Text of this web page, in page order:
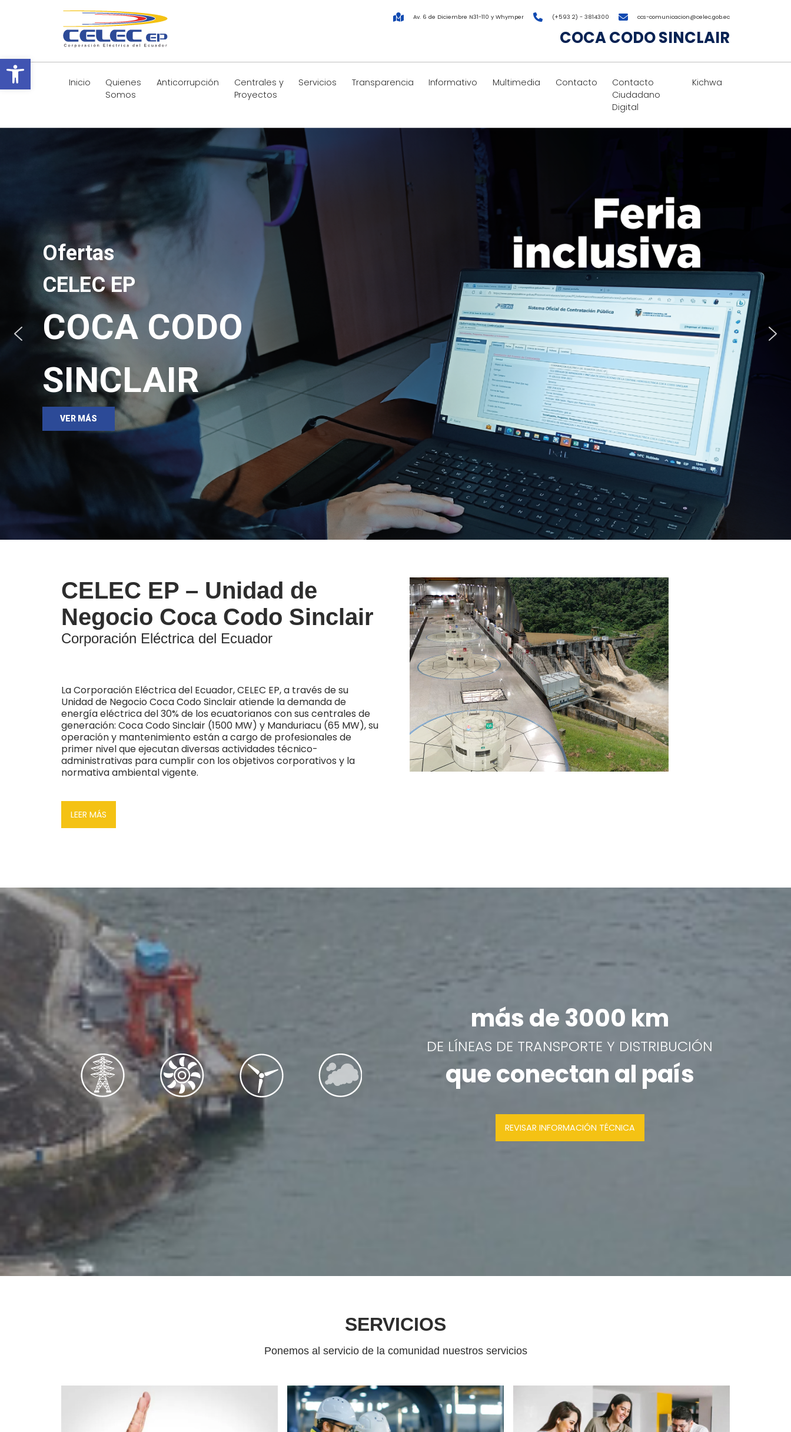
Abrir barra de herramientas
Av. 6 de Diciembre N31-110 y Whymper (+593 2) - 3814300 ccs-comunicacion@celec.gob.ec
COCA CODO SINCLAIR
Inicio
Quienes
Somos
Anticorrupción
Centrales y
Proyectos
Servicios Transparencia Informativo Multimedia Contacto
Contacto
Ciudadano
Digital
Kichwa
Nosotros
CELEC - EP
COCA CODO
CELEC EP – Unidad de
Negocio Coca Codo Sinclair
Corporación Eléctrica del Ecuador
La Corporación Eléctrica del Ecuador, CELEC EP, a través de su
Unidad de Negocio Coca Codo Sinclair atiende la demanda de
energía eléctrica del 30% de los ecuatorianos con sus centrales de
generación: Coca Codo Sinclair (1500 MW) y Manduriacu (65 MW), su
operación y mantenimiento están a cargo de profesionales de
primer nivel que ejecutan diversas actividades técnico-
administrativas para cumplir con los objetivos corporativos y la
normativa ambiental vigente.
LEER MÁS
más de 3000 km
DE LÍNEAS DE TRANSPORTE Y DISTRIBUCIÓN
que conectan al país
REVISAR INFORMACIÓN TÉCNICA
SERVICIOS
Ponemos al servicio de la comunidad nuestros servicios